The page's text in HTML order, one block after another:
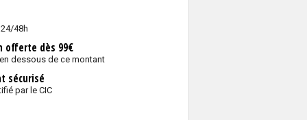
48h
offerte dès 99€
dessous de ce montant
sécurisé
par le CIC